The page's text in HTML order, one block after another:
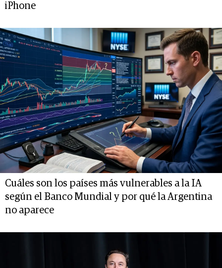
iPhone
Cuáles son los países más vulnerables a la IA
según el Banco Mundial y por qué la Argentina
no aparece